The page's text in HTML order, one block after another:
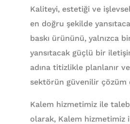
Kaliteyi, estetiği ve
en doğru şekilde
baskı ürününü, yalnızca
yansıtacak güçlü bir
adına titizlikle planlanır
sektörün güvenilir çözüm
Kalem hizmetimiz ile
olarak, Kalem hizmetimiz